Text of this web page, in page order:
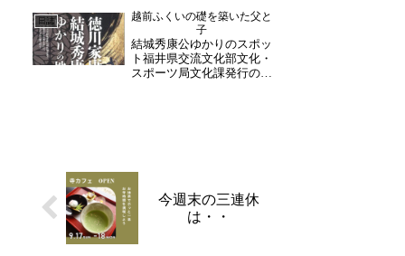
なられるだけでなく、生け
られたお花についてお話さ
れている姿がよく見られ
ま...
日誌
越前ふくいの礎を築いた父と
子
結城秀康公ゆかりのスポッ
ト福井県交流文化部文化・
スポーツ局文化課発行の観
方や新たな福井の魅力を
知...
今週末の三連休
は・・